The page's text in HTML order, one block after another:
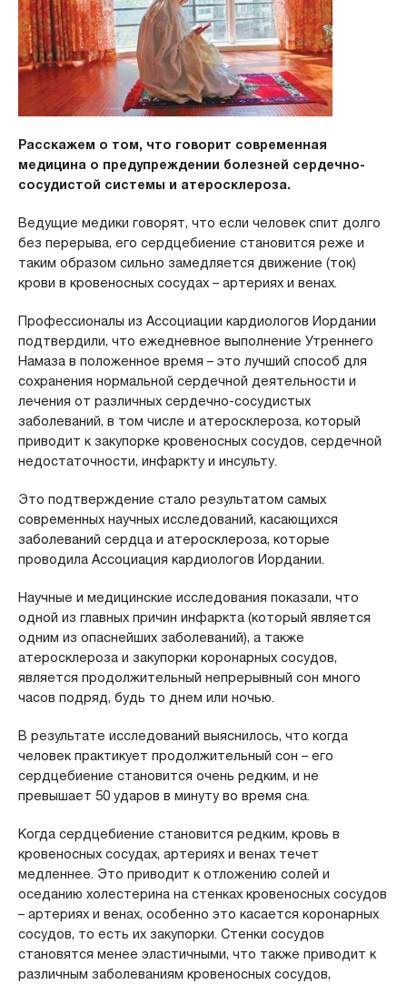
Расскажем о том, что говорит современная
медицина о предупреждении болезней сердечно-
сосудистой системы и атеросклероза.
Ведущие медики говорят, что если человек спит долго
без перерыва, его сердцебиение становится реже и
таким образом сильно замедляется движение (ток)
крови в кровеносных сосудах – артериях и венах.
Профессионалы из Ассоциации кардиологов Иордании
подтвердили, что ежедневное выполнение Утреннего
Намаза в положенное время – это лучший способ для
сохранения нормальной сердечной деятельности и
лечения от различных сердечно-сосудистых
заболеваний, в том числе и атеросклероза, который
приводит к закупорке кровеносных сосудов, сердечной
недостаточности, инфаркту и инсульту.
Это подтверждение стало результатом самых
современных научных исследований, касающихся
заболеваний сердца и атеросклероза, которые
проводила Ассоциация кардиологов Иордании.
Научные и медицинские исследования показали, что
одной из главных причин инфаркта (который является
одним из опаснейших заболеваний), а также
атеросклероза и закупорки коронарных сосудов,
является продолжительный непрерывный сон много
часов подряд, будь то днем или ночью.
В результате исследований выяснилось, что когда
человек практикует продолжительный сон – его
сердцебиение становится очень редким, и не
превышает 50 ударов в минуту во время сна.
Когда сердцебиение становится редким, кровь в
кровеносных сосудах, артериях и венах течет
медленнее. Это приводит к отложению солей и
оседанию холестерина на стенках кровеносных сосудов
– артериях и венах, особенно это касается коронарных
сосудов, то есть их закупорки. Стенки сосудов
становятся менее эластичными, что также приводит к
различным заболеваниям кровеносных сосудов,